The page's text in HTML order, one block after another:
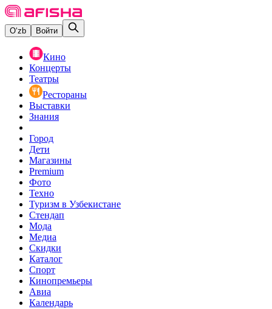
O‘zb Войти
Кино
Концерты
Театры
Рестораны
Выставки
Знания
Город
Дети
Магазины
Premium
Фото
Техно
Туризм в Узбекистане
Стендап
Мода
Медиа
Скидки
Каталог
Спорт
Кинопремьеры
Авиа
Календарь